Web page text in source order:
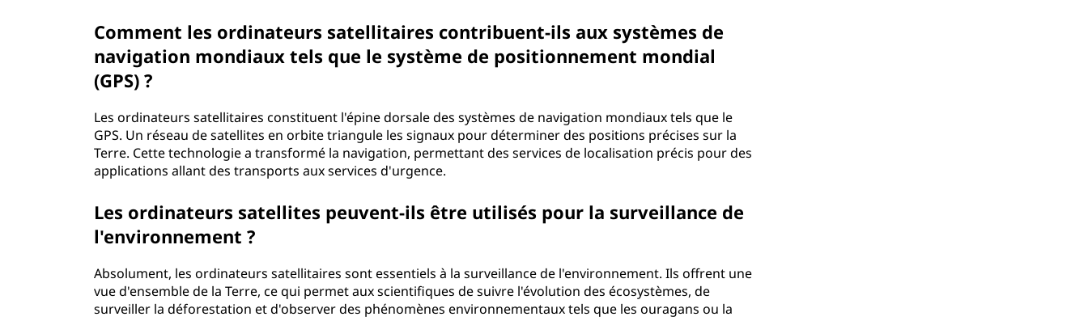
Comment les ordinateurs satellitaires contribuent-ils aux systèmes de
navigation mondiaux tels que le système de positionnement mondial
(GPS) ?
Les ordinateurs satellitaires constituent l'épine dorsale des systèmes de navigation mondiaux tels que le
GPS. Un réseau de satellites en orbite triangule les signaux pour déterminer des positions précises sur la
Terre. Cette technologie a transformé la navigation, permettant des services de localisation précis pour des
applications allant des transports aux services d'urgence.
Les ordinateurs satellites peuvent-ils être utilisés pour la surveillance de
l'environnement ?
Absolument, les ordinateurs satellitaires sont essentiels à la surveillance de l'environnement. Ils offrent une
vue d'ensemble de la Terre, ce qui permet aux scientifiques de suivre l'évolution des écosystèmes, de
surveiller la déforestation et d'observer des phénomènes environnementaux tels que les ouragans ou la